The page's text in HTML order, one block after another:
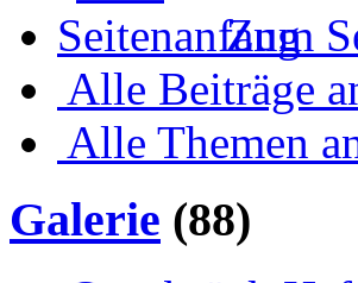
Zum
Alle Beiträge
Alle Themen
Galerie (88)